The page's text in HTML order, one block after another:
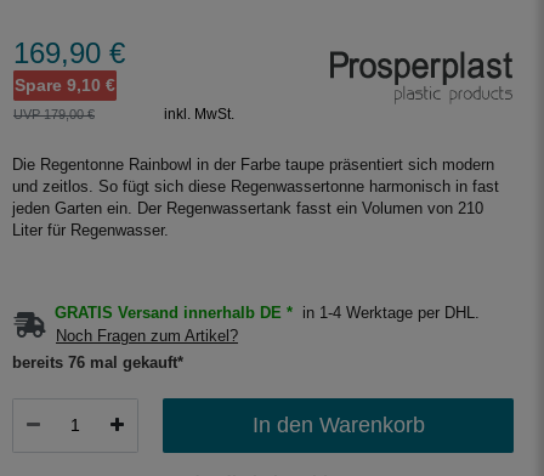
169,90 €
Spare 9,10 €
UVP 179,00 € inkl. MwSt.
Die Regentonne Rainbowl in der Farbe taupe präsentiert sich modern
und zeitlos. So fügt sich diese Regenwassertonne harmonisch in fast
jeden Garten ein. Der Regenwassertank fasst ein Volumen von 210
Liter für Regenwasser.
GRATIS Versand innerhalb DE *
in 1-4 Werktage per DHL.
Noch Fragen zum Artikel?
bereits 76 mal gekauft*
In den Warenkorb